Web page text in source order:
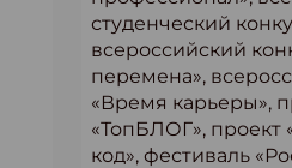
студенческий
всероссийский
перемена»,
«Время карьеры»,
«ТопБЛОГ», проект
код», фестиваль